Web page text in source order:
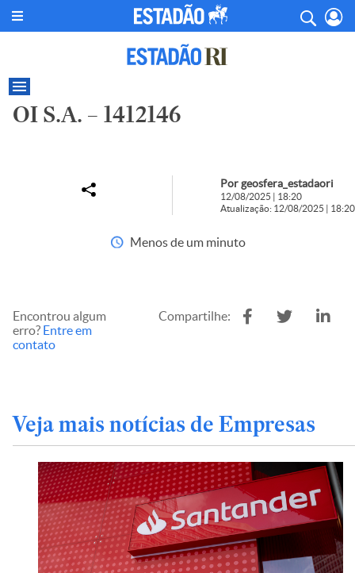
OI S.A. – 1412146
Por geosfera_estadaori
12/08/2025 | 18:20
Atualização: 12/08/2025 | 18:20
Menos de um minuto
Encontrou algum
erro? Entre em
contato
Compartilhe:
Veja mais notícias de Empresas